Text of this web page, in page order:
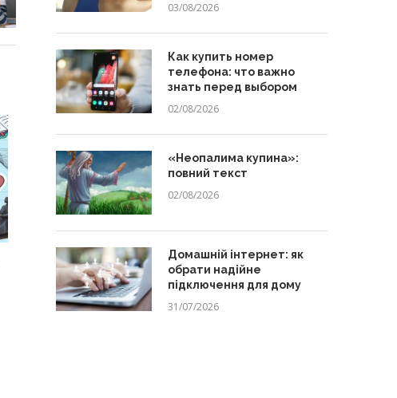
Вересень 2026: календар
виховних дат
13/07/2026
«Чому пес живе коло
03/08/2026
Как купить номер
телефона: что важно
знать перед выбором
02/08/2026
«Неопалима купина»:
повний текст
02/08/2026
Домашній інтернет: як
обрати надійне
підключення для дому
31/07/2026